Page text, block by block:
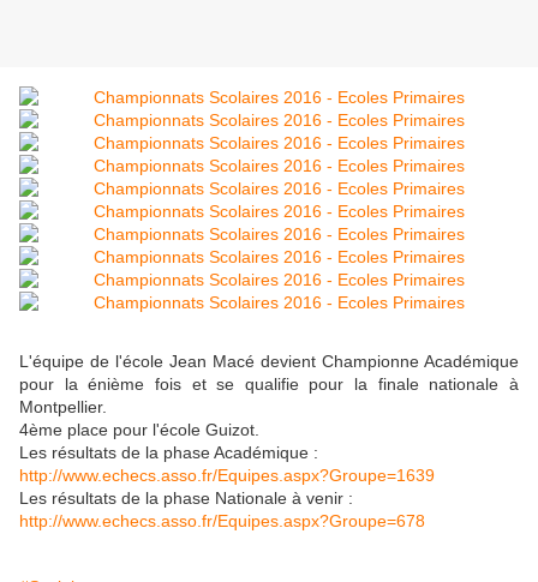
L'équipe de l'école Jean Macé devient Championne Académique
pour la énième fois et se qualifie pour la finale nationale à
Montpellier.
4ème place pour l'école Guizot.
Les résultats de la phase Académique :
http://www.echecs.asso.fr/Equipes.aspx?Groupe=1639
Les résultats de la phase Nationale à venir :
http://www.echecs.asso.fr/Equipes.aspx?Groupe=678